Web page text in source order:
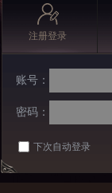
注册登录
账号：
密码：
下次自动登录